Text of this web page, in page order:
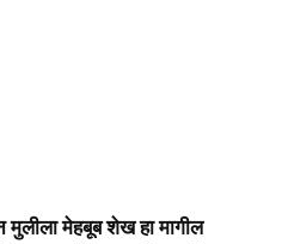
मुलीला मेहबूब शेख हा मागील